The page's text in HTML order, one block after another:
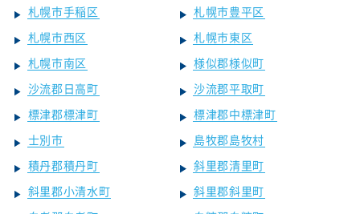
札幌市手稲区
札幌市豊平区
札幌市西区
札幌市東区
札幌市南区
様似郡様似町
沙流郡日高町
沙流郡平取町
標津郡標津町
標津郡中標津町
士別市
島牧郡島牧村
積丹郡積丹町
斜里郡清里町
斜里郡小清水町
斜里郡斜里町